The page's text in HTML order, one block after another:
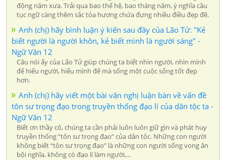
động năm xưa. Trải qua bao thế hệ, bao tháng năm, ý nghĩa câu
tục ngữ càng thêm sắc tỏa hương chứa đựng nhiều điều đẹp đẽ.
Anh (chị) hãy bình luận ý kiến sau đây của Lão Tử: "Kẻ
biết người là người khôn, kẻ biết mình là người sáng" -
Ngữ Văn 12
Câu nói ấy của Lão Tử giúp chúng ta biết nhìn người, nhìn mình
để hiểu người, hiểu mình để mà sống một cuộc sống tốt đẹp
hơn.
Anh (chị) hãy viết một bài văn nghị luận bàn về vấn đề
tôn sư trọng đạo trong truyền thống đạo lí của dân tộc ta -
Ngữ Văn 12
Biết ơn thầy cô, chúng ta cần phải luôn luôn giữ gìn và phát huy
truyền thống “tôn sư trọng đạo” của dân tộc. Những con người
không biết “tôn sư trọng đạo” là những con người sống vong ân
bội nghĩa, không có đạo lí làm người,...